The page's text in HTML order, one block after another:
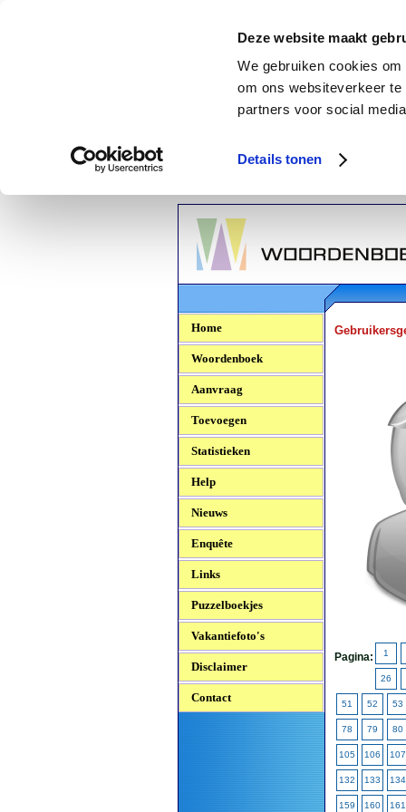
Deze website maakt
We gebruiken cookies
om ons websiteverkeer
partners voor social
Details tonen
Woordenboek.NU
Home
Woordenboek
Aanvraag
Toevoegen
Statistieken
Help
Nieuws
Enquête
Links
Puzzelboekjes
Vakantiefoto's
Disclaimer
Contact
Pagina: 1
26
51 52 53
78 79 80
105 106 107
132 133 134
159 160 161